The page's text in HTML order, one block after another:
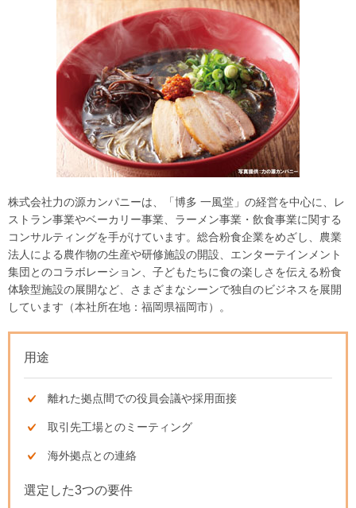
株式会社力の源カンパニーは、「博多 一風堂」の経営を中心に、レ
ストラン事業やベーカリー事業、ラーメン事業・飲食事業に関する
コンサルティングを手がけています。総合粉食企業をめざし、農業
法人による農作物の生産や研修施設の開設、エンターテインメント
集団とのコラボレーション、子どもたちに食の楽しさを伝える粉食
体験型施設の展開など、さまざまなシーンで独自のビジネスを展開
しています（本社所在地：福岡県福岡市）。
用途
離れた拠点間での役員会議や採用面接
取引先工場とのミーティング
海外拠点との連絡
選定した3つの要件